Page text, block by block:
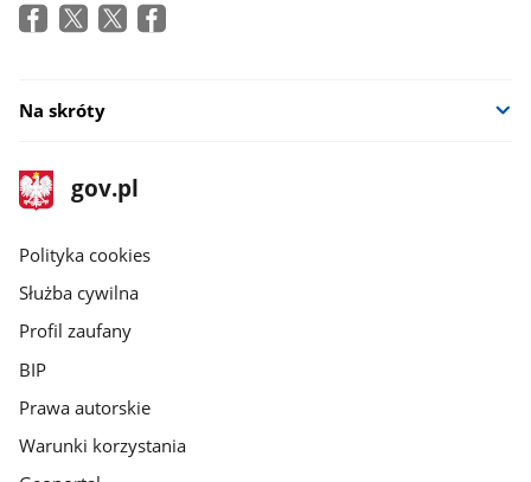
Na skróty
stopka
gov.pl
Strona
gov.pl
gov.pl
Polityka cookies
Służba cywilna
Profil zaufany
BIP
Prawa autorskie
Warunki korzystania